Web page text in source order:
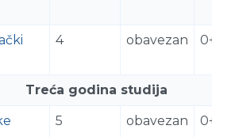
4 obavezan 0+9
Treća godina studija
5 obavezan 0+3